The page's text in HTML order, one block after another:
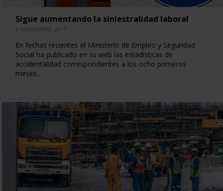
Sigue aumentando la siniestralidad laboral
2 NOVIEMBRE, 2017
En fechas recientes el Ministerio de Empleo y Seguridad
Social ha publicado en su web las estadísticas de
accidentalidad correspondientes a los ocho primeros
meses…